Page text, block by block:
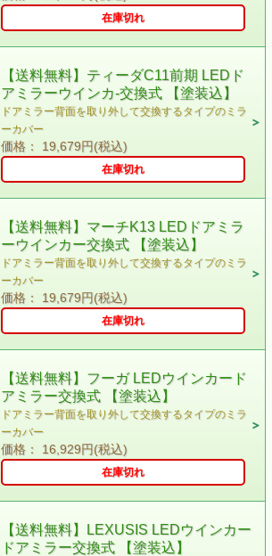
在庫切れ
【送料無料】ティーダC11前期 LEDド
アミラーウインカ-交換式 【塗装込】
ドアミラー背面を取り外して交換するタイプのミラ
ーカバー
価格： 19,679円(税込)
在庫切れ
【送料無料】マーチK13 LEDドアミラ
ーウインカー交換式 【塗装込】
ドアミラー背面を取り外して交換するタイプのミラ
ーカバー
価格： 19,679円(税込)
在庫切れ
【送料無料】フーガ LEDウインカード
アミラー交換式 【塗装込】
ドアミラー背面を取り外して交換するタイプのミラ
ーカバー
価格： 16,929円(税込)
在庫切れ
【送料無料】LEXUSIS LEDウインカー
ドアミラー交換式 【塗装込】